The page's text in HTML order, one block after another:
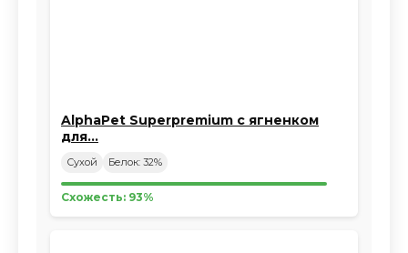
AlphaPet Superpremium с ягненком
для…
Сухой Белок: 32%
Схожесть: 93%